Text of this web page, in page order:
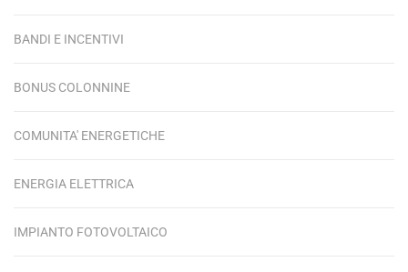
BANDI E INCENTIVI
BONUS COLONNINE
COMUNITA' ENERGETICHE
ENERGIA ELETTRICA
IMPIANTO FOTOVOLTAICO